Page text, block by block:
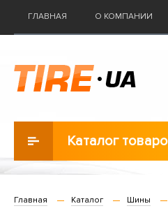
ГЛАВНАЯ О КОМПАНИИ
Каталог
Главная Каталог Шины